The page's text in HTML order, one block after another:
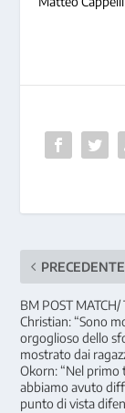
PRECEDENTE
BM POST MATCH/
Christian: “Sono
orgoglioso dello
mostrato dai
Okorn: “Nel primo
abbiamo avuto
punto di vista